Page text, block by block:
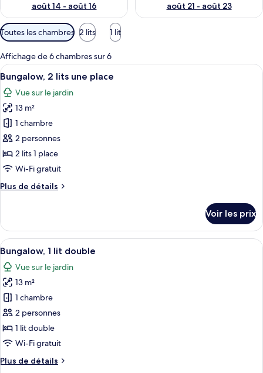
août 14 - août 16
août 21 - août 23
Filtres
disponibles
pour
les
chambres
Toutes les chambres 2 lits 1 lit
Affichage de 6 chambres sur 6
Afficher
toutes
les
photos
pour
ce
type
de
chambre :
Bungalow,
une
place
Une maison en bois avec un porche
9
Bungalow, 2 lits une place
Vue sur le jardin
13 m²
1 chambre
2 personnes
2 lits 1 place
Wi-Fi gratuit
Plus de détails
Plus
le
type
de
chambre
Bungalow,
2
lits
une
place
Voir les prix
Afficher
toutes
les
photos
pour
ce
type
de
chambre :
Bungalow,
Une maison en bois avec un porche
8
Bungalow, 1 lit double
Vue sur le jardin
13 m²
1 chambre
2 personnes
1 lit double
Wi-Fi gratuit
Plus de détails
Plus